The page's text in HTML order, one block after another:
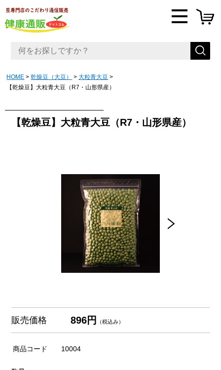
HOME 乾燥豆（大豆）
大粒青大豆
【乾燥豆】大粒青大豆（R7・山形県産）
【乾燥豆】大粒青大豆（R7・山形県産）
販売価格 896円 （税込み）
商品コード 10004